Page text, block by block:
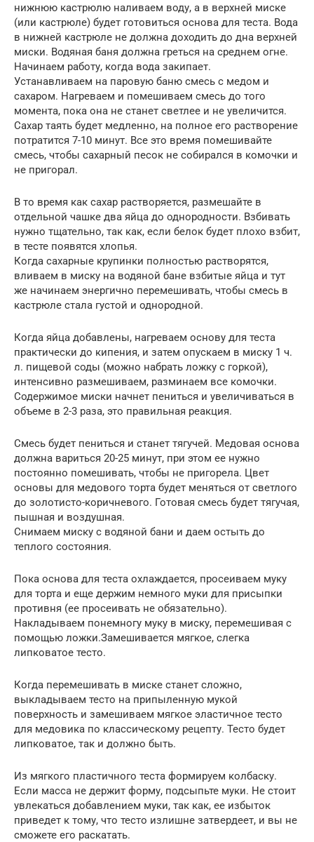
нижнюю кастрюлю наливаем воду, а в верхней миске
(или кастрюле) будет готовиться основа для теста. Вода
в нижней кастрюле не должна доходить до дна верхней
миски. Водяная баня должна греться на среднем огне.
Начинаем работу, когда вода закипает.
Устанавливаем на паровую баню смесь с медом и
сахаром. Нагреваем и помешиваем смесь до того
момента, пока она не станет светлее и не увеличится.
Сахар таять будет медленно, на полное его растворение
потратится 7-10 минут. Все это время помешивайте
смесь, чтобы сахарный песок не собирался в комочки и
не пригорал.
В то время как сахар растворяется, размешайте в
отдельной чашке два яйца до однородности. Взбивать
нужно тщательно, так как, если белок будет плохо взбит,
в тесте появятся хлопья.
Когда сахарные крупинки полностью растворятся,
вливаем в миску на водяной бане взбитые яйца и тут
же начинаем энергично перемешивать, чтобы смесь в
кастрюле стала густой и однородной.
Когда яйца добавлены, нагреваем основу для теста
практически до кипения, и затем опускаем в миску 1 ч.
л. пищевой соды (можно набрать ложку с горкой),
интенсивно размешиваем, разминаем все комочки.
Содержимое миски начнет пениться и увеличиваться в
объеме в 2-3 раза, это правильная реакция.
Смесь будет пениться и станет тягучей. Медовая основа
должна вариться 20-25 минут, при этом ее нужно
постоянно помешивать, чтобы не пригорела. Цвет
основы для медового торта будет меняться от светлого
до золотисто-коричневого. Готовая смесь будет тягучая,
пышная и воздушная.
Снимаем миску с водяной бани и даем остыть до
теплого состояния.
Пока основа для теста охлаждается, просеиваем муку
для торта и еще держим немного муки для присыпки
противня (ее просеивать не обязательно).
Накладываем понемногу муку в миску, перемешивая с
помощью ложки.Замешивается мягкое, слегка
липковатое тесто.
Когда перемешивать в миске станет сложно,
выкладываем тесто на припыленную мукой
поверхность и замешиваем мягкое эластичное тесто
для медовика по классическому рецепту. Тесто будет
липковатое, так и должно быть.
Из мягкого пластичного теста формируем колбаску.
Если масса не держит форму, подсыпьте муки. Не стоит
увлекаться добавлением муки, так как, ее избыток
приведет к тому, что тесто излишне затвердеет, и вы не
сможете его раскатать.